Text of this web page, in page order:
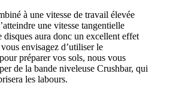
à une vitesse de travail élevée
une vitesse tangentielle
aura donc un excellent effet
envisagez d’utiliser le
préparer vos sols, nous vous
de la bande niveleuse Crushbar, qui
les labours.